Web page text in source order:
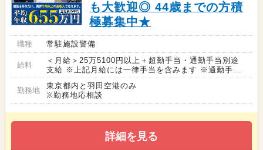
も大歓迎◎ 44歳までの方積
極募集中★
職種 常駐施設警備
給料
＜月給＞25万5100円以上＋超勤手当・通勤手当別途
支給 ※上記月給には一律手当を含みます ※通勤手...
勤務地
東京都内と羽田空港のみ
※勤務地応相談
詳細を見る